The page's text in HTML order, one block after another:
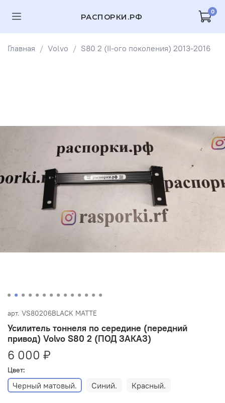
РАСПОРКИ.РФ
0
Главная Volvo S80 2 (II-ого поколения) 2013-2016
арт. VS80206BLACK MATTE
Усилитель тоннеля по середине (передний
привод) Volvo S80 2 (ПОД ЗАКАЗ)
6 000 ₽
Цвет:
Черный матовый. Синий. Красный.